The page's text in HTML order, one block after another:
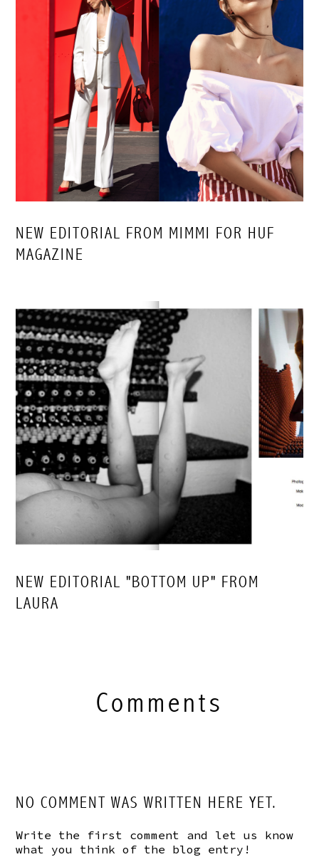
NEW EDITORIAL FROM MIMMI FOR HUF
MAGAZINE
NEW EDITORIAL "BOTTOM UP" FROM
LAURA
Comments
NO COMMENT WAS WRITTEN HERE YET.
Write the first comment and let us know
what you think of the blog entry!